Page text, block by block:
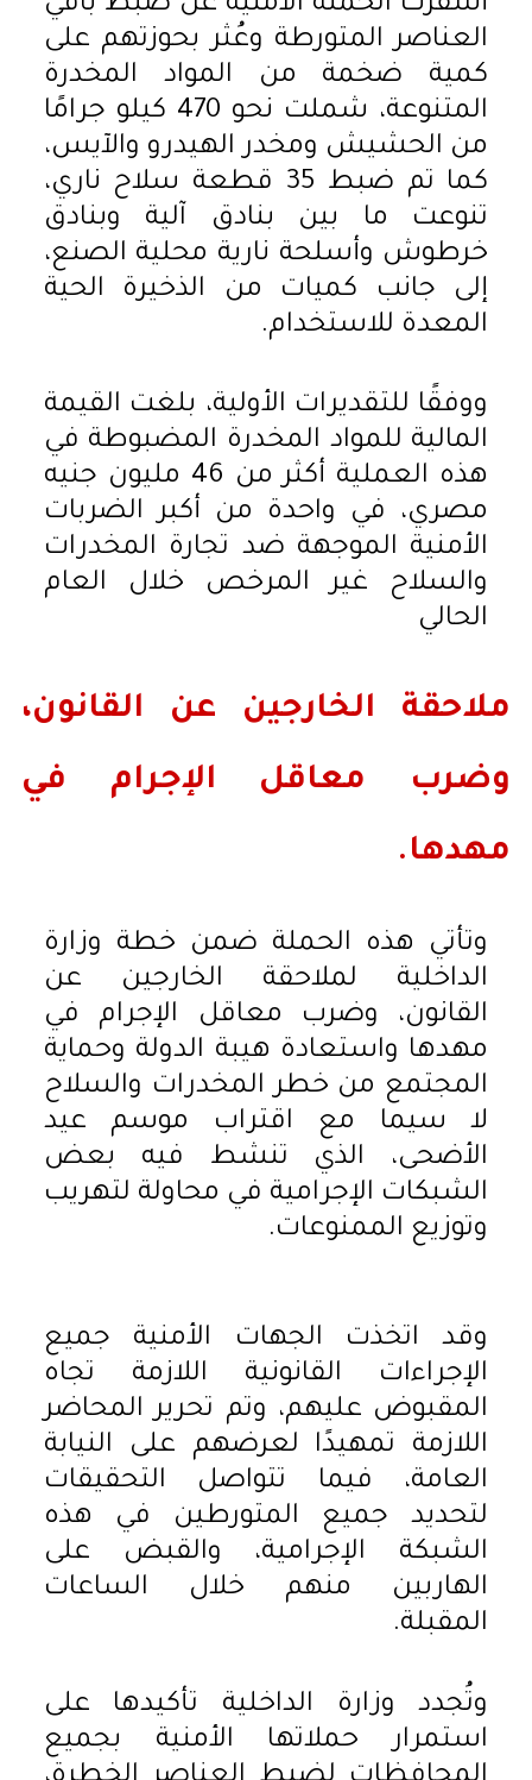
العناصر المتورطة وعُثر بحوزتهم على
كمية ضخمة من المواد المخدرة
المتنوعة، شملت نحو 470 كيلو جرامًا
من الحشيش ومخدر الهيدرو والآيس،
كما تم ضبط 35 قطعة سلاح ناري،
تنوعت ما بين بنادق آلية وبنادق
خرطوش وأسلحة نارية محلية الصنع،
إلى جانب كميات من الذخيرة الحية
المعدة للاستخدام.
ووفقًا للتقديرات الأولية، بلغت القيمة
المالية للمواد المخدرة المضبوطة في
هذه العملية أكثر من 46 مليون جنيه
مصري، في واحدة من أكبر الضربات
الأمنية الموجهة ضد تجارة المخدرات
والسلاح غير المرخص خلال العام
الحالي
ملاحقة الخارجين عن القانون،
وضرب معاقل الإجرام في
مهدها.
وتأتي هذه الحملة ضمن خطة وزارة
الداخلية لملاحقة الخارجين عن
القانون، وضرب معاقل الإجرام في
مهدها واستعادة هيبة الدولة وحماية
المجتمع من خطر المخدرات والسلاح
لا سيما مع اقتراب موسم عيد
الأضحى، الذي تنشط فيه بعض
الشبكات الإجرامية في محاولة لتهريب
وتوزيع الممنوعات.
وقد اتخذت الجهات الأمنية جميع
الإجراءات القانونية اللازمة تجاه
المقبوض عليهم، وتم تحرير المحاضر
اللازمة تمهيدًا لعرضهم على النيابة
العامة، فيما تتواصل التحقيقات
لتحديد جميع المتورطين في هذه
الشبكة الإجرامية، والقبض على
الهاربين منهم خلال الساعات
المقبلة.
وتُجدد وزارة الداخلية تأكيدها على
استمرار حملاتها الأمنية بجميع